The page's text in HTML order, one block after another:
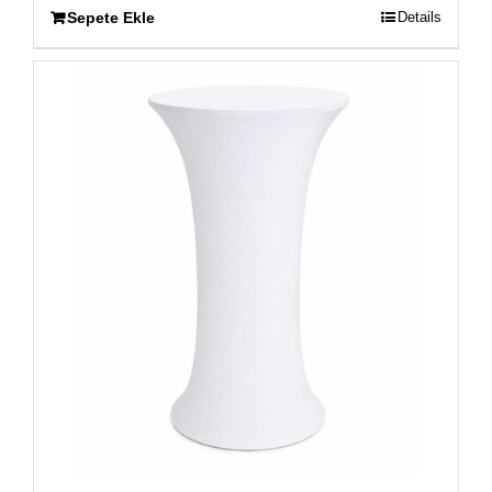
İşletmeler için sunduğumuzbar masasıiskeletleri
Statik Siyah Boyalı Ayaklar:
Çizilmelere
karşı dirençli, endüstriyel ve modern bir
görünüm sunar.
Alüminyum Ayaklar:
dayanıklılığı ile özellikle yarı açık alanlar ve
teraslar için en rasyonel çözümdür.
Sepete Ekle Details